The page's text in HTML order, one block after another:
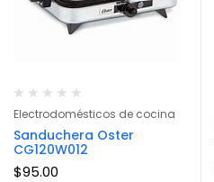
Electrodomésticos de cocina
Sanduchera Oster
CG120W012
$95.00